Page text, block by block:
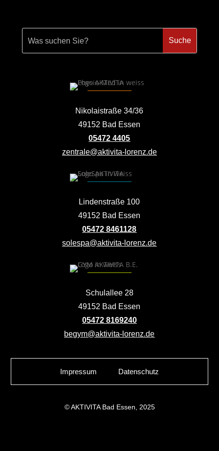
Nikolaistraße 34/36
49152 Bad Essen
05472 4405
zentrale@aktivita-lorenz.de
Lindenstraße 100
49152 Bad Essen
05472 8461128
solespa@aktivita-lorenz.de
Schulallee 28
49152 Bad Essen
05472 8169240
begym@aktivita-lorenz.de
Impressum Datenschutz
© AKTIVITA Bad Essen, 2025